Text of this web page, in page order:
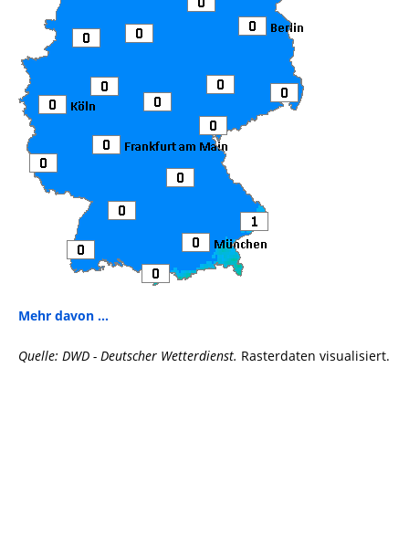
Mehr davon ...
Quelle: DWD - Deutscher Wetterdienst. Rasterdaten visualisiert.